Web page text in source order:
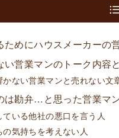
ためにハウスメーカーの
い営業マンのトーク内容
かない営業マンと売れない文
は勘弁…と思った営業マ
ている他社の悪口を言う人
の気持ちを考えない人